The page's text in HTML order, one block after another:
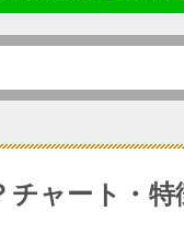
ャート・特